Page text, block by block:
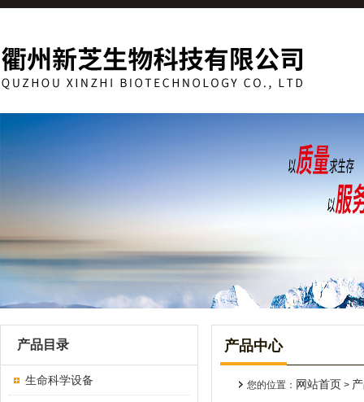
产品目录
生命科学设备
产品中心
您的位置： 网站首页 >